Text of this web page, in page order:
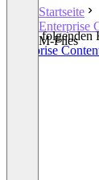
Startseite
Enterprise
M-Files
In den
Enterprise